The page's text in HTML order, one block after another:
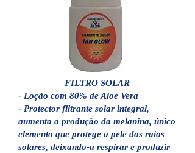
FILTRO SOLAR
- Loção com 80% de Aloe Vera
- Protector filtrante solar integral,
aumenta a produção da melanina, único
elemento que protege a pele dos raios
solares, deixando-a respirar e produzir